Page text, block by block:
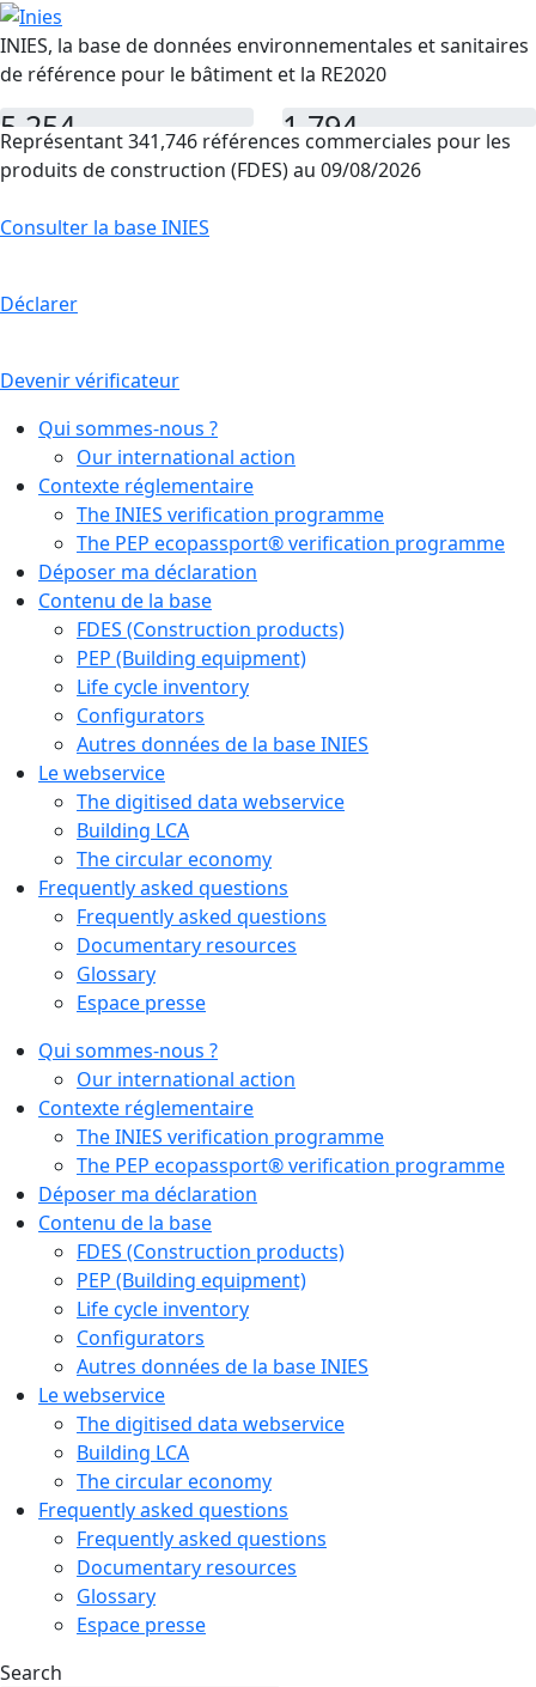
INIES, la base de données environnementales et sanitaires
de référence pour le bâtiment et la RE2020
5,254
FDES
1,794
PEP
Représentant 341,746 références commerciales pour les
produits de construction (FDES) au 09/08/2026
Consulter la base INIES
Déclarer
Devenir vérificateur
Qui sommes-nous ?
Our international action
Contexte réglementaire
The INIES verification programme
The PEP ecopassport® verification programme
Déposer ma déclaration
Contenu de la base
FDES (Construction products)
PEP (Building equipment)
Life cycle inventory
Configurators
Autres données de la base INIES
Le webservice
The digitised data webservice
Building LCA
The circular economy
Frequently asked questions
Frequently asked questions
Documentary resources
Glossary
Espace presse
Qui sommes-nous ?
Our international action
Contexte réglementaire
The INIES verification programme
The PEP ecopassport® verification programme
Déposer ma déclaration
Contenu de la base
FDES (Construction products)
PEP (Building equipment)
Life cycle inventory
Configurators
Autres données de la base INIES
Le webservice
The digitised data webservice
Building LCA
The circular economy
Frequently asked questions
Frequently asked questions
Documentary resources
Glossary
Espace presse
Search